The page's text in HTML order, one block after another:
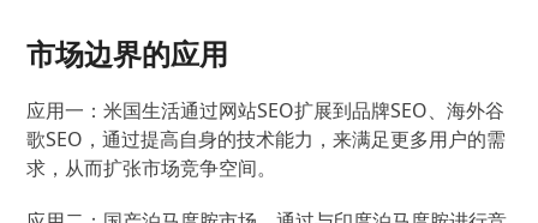
市场边界的应用
应用一：米国生活通过网站SEO扩展到品牌SEO、海外谷
歌SEO，通过提高自身的技术能力，来满足更多用户的需
求，从而扩张市场竞争空间。